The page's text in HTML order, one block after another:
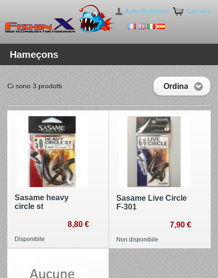
Carrello
Autenticazione
Hameçons
Ordina
Ci sono 3 prodotti.
Sasame heavy
circle st
8,80 €
Disponibile
Sasame Live Circle
F-301
7,90 €
Non disponibile